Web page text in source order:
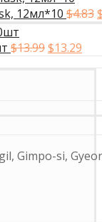
12мл*10 $4.83
$13.99$13.29
Gimpo-si,